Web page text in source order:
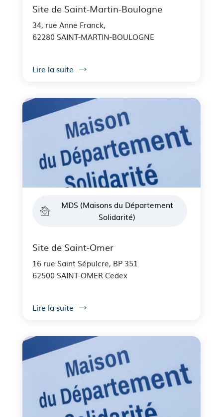
Site de Saint-Martin-Boulogne
34, rue Anne Franck,
62280 SAINT-MARTIN-BOULOGNE
Lire la suite
MDS (Maisons du Département
Solidarité)
Site de Saint-Omer
16 rue Saint Sépulcre, BP 351
62500 SAINT-OMER Cedex
Lire la suite